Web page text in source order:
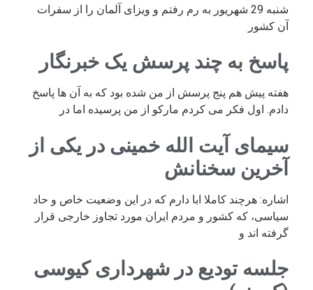
شنبه 29 شهریور به رم رفتم و ویزای آلمان را از سفرات
آن کشور
پاسخ به چند پرسش یک خبرنگار
هفته پیش هم پنج پرسش از من شده بود که به آن ها پاسخ
دادم. اول فکر می کردم مارکو از من پرسیده اما در
سیمای آیت الله خمینی در یکی از
آخرین سخنانش
اشاره: هرچند کاملا ابا دارم که در این وضعیت خاص و حاد
سیاسی، که کشور و مردم ایران مورد تجاوز خارجی قرار
گرفته اند و
جلسه تودیع در شهرداری کیوسی